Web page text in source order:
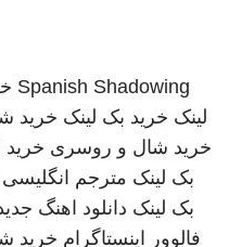
Spanish Shadowing
لینک خرید بک لینک خرید
خرید شال و روسری خرید
بک لینک مترجم
بک لینک دانلود اهنگ
فالوور اینستاگرام خرید